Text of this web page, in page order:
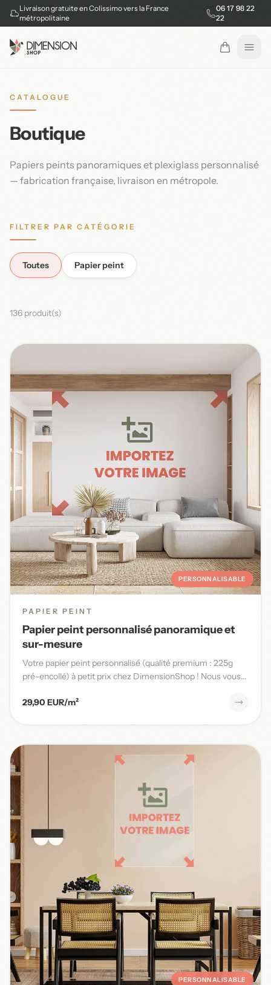
Livraison gratuite en Colissimo vers la France
métropolitaine
06 17 98 22
22
CATALOGUE
Boutique
Papiers peints panoramiques et plexiglass personnalisé
— fabrication française, livraison en métropole.
FILTRER PAR CATÉGORIE
Toutes Papier peint
136 produit(s)
PERSONNALISABLE
PAPIER PEINT
Papier peint personnalisé panoramique et
sur-mesure
Votre papier peint personnalisé (qualité premium : 225g
pré-encollé) à petit prix chez DimensionShop ! Nous vous
29,90 EUR/m²
PERSONNALISABLE